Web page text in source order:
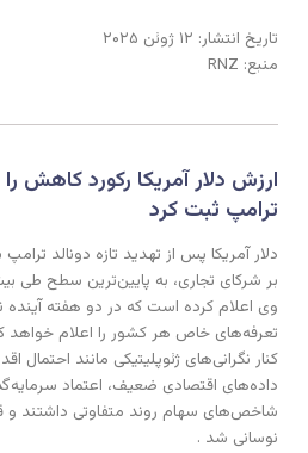
تاریخ انتشار: ۱۲ ژوئن ۲۰۲۵
منبع: RNZ
ارزش دلار آمریکا رکورد کاهش
ترامپ ثبت کرد
دلار آمریکا پس از تهدید تازه دونالد
بر شرکای تجاری، به پایین‌ترین سطح طی
وی اعلام کرده است که در دو هفته آینده
تعرفه‌های خاص هر کشور را اعلام خواهد
کنار نگرانی‌های ژئوپلیتیکی مانند احتمال
داده‌های اقتصادی ضعیف، اعتماد
شاخص‌های سهام روند متفاوتی داشتند
نوسانی شد .